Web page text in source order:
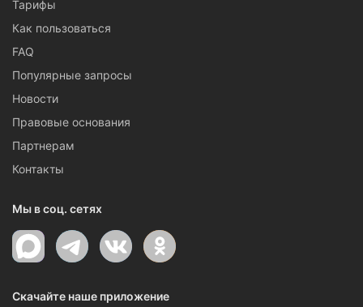
Тарифы
Как пользоваться
FAQ
Популярные запросы
Новости
Правовые основания
Партнерам
Контакты
Мы в соц. сетях
Скачайте наше приложение